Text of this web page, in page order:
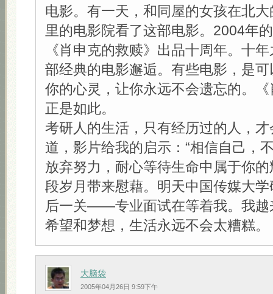
电影。有一天，和同屋的女孩在北
里的电影院看了这部电影。2004年
《肖申克的救赎》出品十周年。十
部经典的电影邂逅。有些电影，是
你的心灵，让你永远不会遗忘的。
正是如此。
考研人的生活，只有经历过的人，
道，影片给我的启示：“相信自己，
放弃努力，耐心等待生命中属于你的
段岁月带来慰藉。明天中国传媒大
后一关——专业面试在等着我。我越
希望和梦想，生活永远不会太糟糕。
大脑袋
2005年04月26日 9:59下午